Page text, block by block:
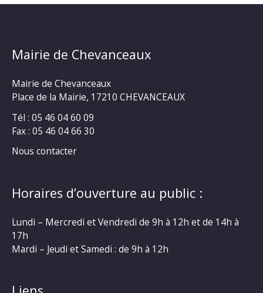
Mairie de Chevanceaux
Mairie de Chevanceaux
Place de la Mairie, 17210 CHEVANCEAUX
Tél : 05 46 04 60 09
Fax : 05 46 04 66 30
Nous contacter
Horaires d’ouverture au public :
Lundi – Mercredi et Vendredi de 9h à 12h et de 14h à
17h
Mardi – Jeudi et Samedi : de 9h à 12h